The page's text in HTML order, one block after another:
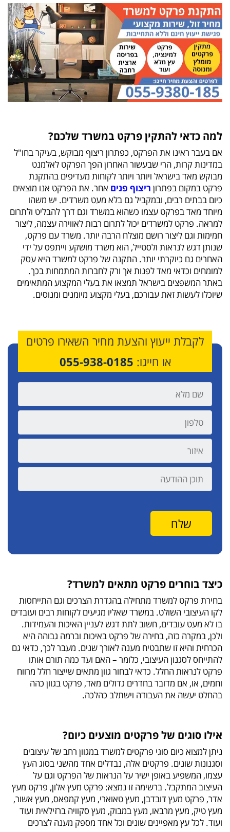
למה כדאי להתקין פרקט במשרד שלכם?
אם בעבר ראינו את הפרקט, כפתרון ריצוף מבוקש, בעיקר בחו"ל
במדינות קרות, הרי שבעשור האחרון הפך הפרקט לאלמנט
מבוקש מאד בישראל ויותר ויותר לקוחות מעדיפים בהתקנת
פרקט במקום בפתרון ריצוף פנים אחר. את הפרקט אנו מוצאים
כיום בבתים רבים, ובמקביל גם בלא מעט משרדים. יש משהו
מיוחד מאד בפרקט עצמו כשהוא במשרד וגם דרך להבליט ולתרום
למראה. פרקט למשרדים יכול לתרום רבות לאווירה עצמה, ליצור
חמימות וגם ליצור רושם מוצלח הרבה יותר. משרד עם פרקט,
שנותן דגש לנראות ולסטייל, הוא משרד מושקע וייתפס על ידי
האחרים גם כיוקרתי יותר. התקנה של פרקט למשרד היא עסק
למומחים וכדאי מאד לפנות אך ורק לחברות המתמחות בכך.
באתר המשפצים בישראל תמצאו את בעלי המקצוע המתאימים
שיוכלו לעשות זאת עבורכם, בעלי מקצוע מיומנים ומנוסים.
לקבלת ייעוץ והצעת מחיר השאירו פרטים
או חייגו: 055-938-0185
כיצד בוחרים פרקט מתאים למשרד?
בחירת פרקט למשרד מתחילה בהגדרת הצרכים וגם התייחסות
לקו העיצובי השולט. במשרד שאליו מגיעים לקוחות רבים ועובדים
בו לא מעט עובדים, חשוב לתת דגש לעניין האיכות והעמידות.
ולכן, במקרה כזה, בחירה של פרקט באיכות וברמה גבוהה היא
הכרחית והיא זו שתבטיח מענה לאורך שנים. מעבר לכך, כדאי גם
להתייחס לסגנון העיצובי, כלומר – האם ועד כמה תורם אותו
פרקט לנראות החלל. כדאי לבחור גוון מתאים שייצור חלל מרווח
וחמים, או, אם מדובר בחדרים גדולים מאד, פרקט בגוון כהה
בהחלט יעשה את העבודה וישתלב כהלכה.
אילו סוגים של פרקטים מוצעים כיום?
ניתן למצוא כיום סוגי פרקטים למשרד במגוון רחב של עיצובים
וסגנונות שונים. פרקטים אלה, נבדלים אחד מהשני בסוג העץ
עצמו, המשפיע באופן ישיר על הנראות של הפרקט וגם על
העיצוב המתקבל. ברשימה זו נמצא: פרקט מעץ אלון, פרקט מעץ
אדר, פרקט מעץ דובדבן, מעץ טאוארי, מעץ קמפאס, מעץ אשור,
מעץ טיק, מעץ מרבאו, מעץ במבוק, מעץ סקוויה ברזילאית ועוד
ועוד. לכל עץ מאפיינים שונים וכל אחד מספק מענה לצרכים